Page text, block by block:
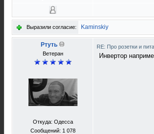
Выразили согласие: Kaminskiy
Ртуть
Ветеран
Откуда: Одесса
Сообщений: 1 078
RE: Про розетки и
Инвертор